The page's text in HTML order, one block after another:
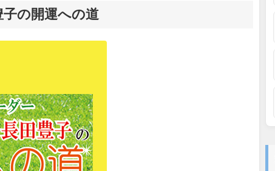
の開運への道